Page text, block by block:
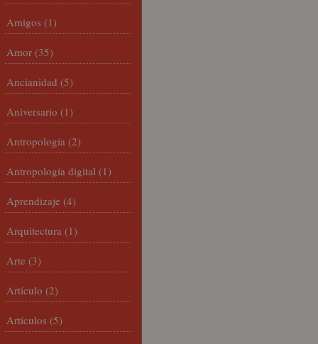
Amigos (1)
Amor (35)
Ancianidad (5)
Aniversario (1)
Antropología (2)
Antropología digital (1)
Aprendizaje (4)
Arquitectura (1)
Arte (3)
Artículo (2)
Artículos (5)